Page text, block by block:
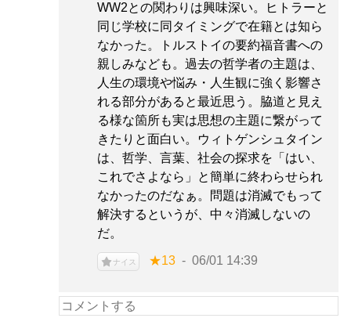
WW2との関わりは興味深い。ヒトラーと
同じ学校に同タイミングで在籍とは知ら
なかった。トルストイの要約福音書への
親しみなども。過去の哲学者の主題は、
人生の環境や悩み・人生観に強く影響さ
れる部分があると最近思う。脇道と見え
る様な箇所も実は思想の主題に繋がって
きたりと面白い。ウィトゲンシュタイン
は、哲学、言葉、社会の探求を「はい、
これでさよなら」と簡単に終わらせられ
なかったのだなぁ。問題は消滅でもって
解決するというが、中々消滅しないの
だ。
ナイス ★13 06/01 14:39